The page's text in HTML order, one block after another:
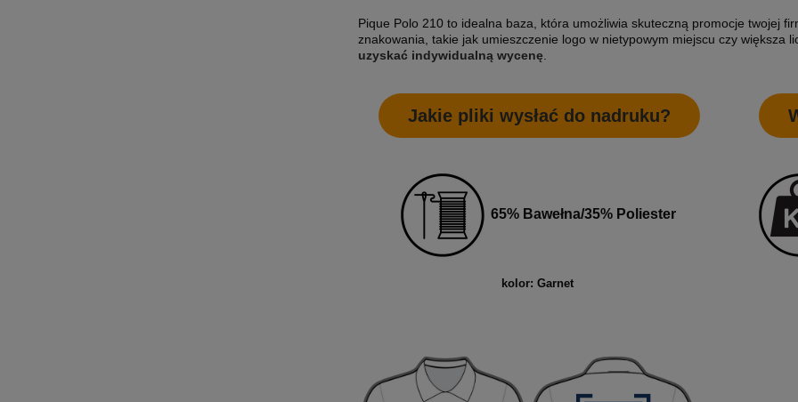
Pique Polo 210 to idealna baza, która umożliwia skuteczną promocje twojej
znakowania, takie jak umieszczenie logo w nietypowym miejscu czy większa
uzyskać indywidualną wycenę
Jakie pliki wysłać do nadruku?
65% Bawełna/35% Poliester
kolor: Garnet